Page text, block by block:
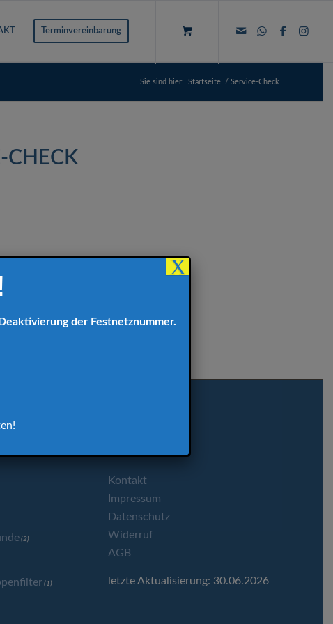
Terminvereinbarung
Sie sind hier: Startseite / Service-Check
CHECK
(2)
(1)
Unsere Partner
Kontakt
Impressum
Datenschutz
Widerruf
AGB
letzte Aktualisierung: 30.06.2026
der Festnetznummer.
X